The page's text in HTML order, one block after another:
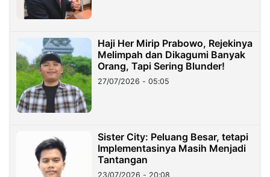
Haji Her Mirip Prabowo, Rejekinya
Melimpah dan Dikagumi Banyak
Orang, Tapi Sering Blunder!
27/07/2026 - 05:05
Sister City: Peluang Besar, tetapi
Implementasinya Masih Menjadi
Tantangan
23/07/2026 - 20:08